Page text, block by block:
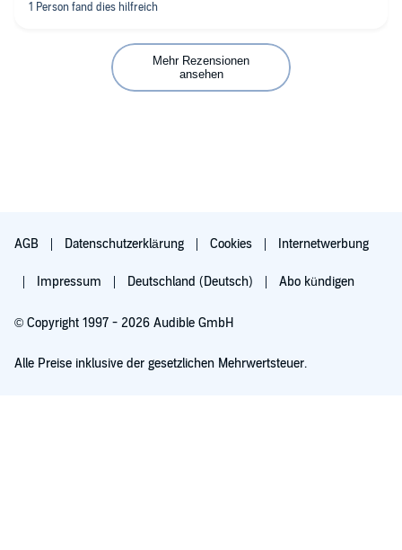
Mehr Rezensionen
ansehen
AGB Datenschutzerklärung Cookies Internetwerbung
Impressum Deutschland (Deutsch) Abo kündigen
© Copyright 1997 - 2026 Audible GmbH
Alle Preise inklusive der gesetzlichen Mehrwertsteuer.